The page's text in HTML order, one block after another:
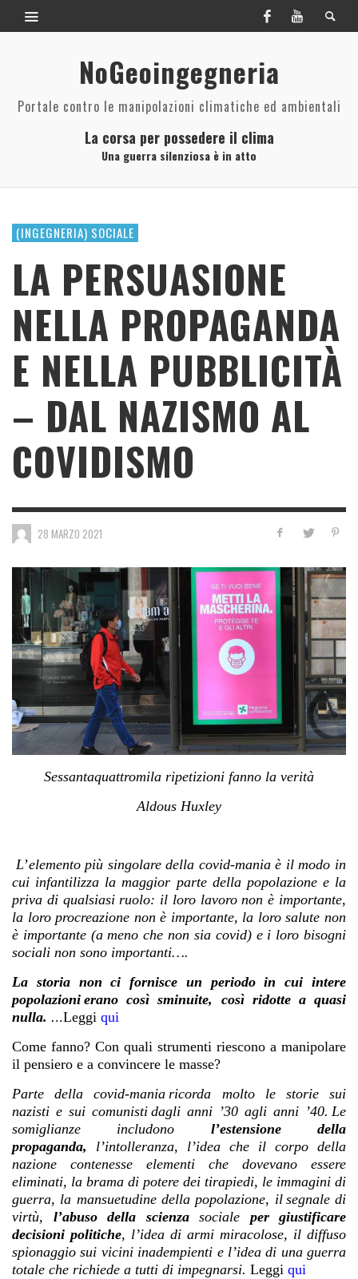
NoGeoingegneria
Portale contro le manipolazioni climatiche ed ambientali
La corsa per possedere il clima
Una guerra silenziosa è in atto
(INGEGNERIA) SOCIALE
LA PERSUASIONE
NELLA PROPAGANDA
E NELLA PUBBLICITÀ
– DAL NAZISMO AL
COVIDISMO
28 MARZO 2021
Sessantaquattromila ripetizioni fanno la verità
Aldous Huxley
L’elemento più singolare della covid-mania è il modo in
cui infantilizza la maggior parte della popolazione e la
priva di qualsiasi ruolo: il loro lavoro non è importante,
la loro procreazione non è importante, la loro salute non
è importante (a meno che non sia covid) e i loro bisogni
sociali non sono importanti….
La storia non ci fornisce un periodo in cui intere
popolazioni erano così sminuite, così ridotte a quasi
nulla. ...Leggi qui
Come fanno? Con quali strumenti riescono a manipolare
il pensiero e a convincere le masse?
Parte della covid-mania ricorda molto le storie sui
nazisti e sui comunisti dagli anni ’30 agli anni ’40. Le
somiglianze includono
l’estensione della
propaganda,
l’intolleranza, l’idea che il corpo della
nazione contenesse elementi che dovevano essere
eliminati, la brama di potere dei tirapiedi, le immagini di
guerra, la mansuetudine della popolazione, il segnale di
virtù, l’abuso della scienzasociale per giustificare
decisioni politiche, l’idea di armi miracolose, il diffuso
spionaggio sui vicini inadempienti e l’idea di una guerra
totale che richiede a tutti di impegnarsi. Leggi qui